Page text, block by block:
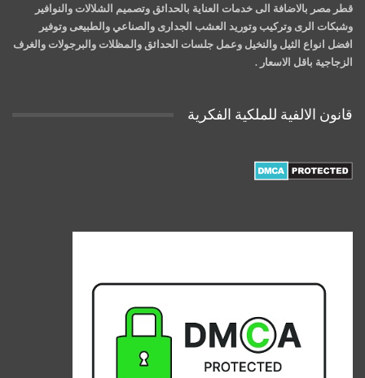
قطر مصر بالاضافة الى خدمات العناية بالحدائق وتصميم الشلالات والنوافير
وشبكات الرى وتركيب وتوريد العشب الجدارى والصناعي والطبيعى وتوفير
افضل انواع الثيل والنخيل وعمل جلسات الحدائق والمظلات والبرجولات والغرف
الزجاجية باقل الاسعار .
قانون الالفية للملكية الفكرية